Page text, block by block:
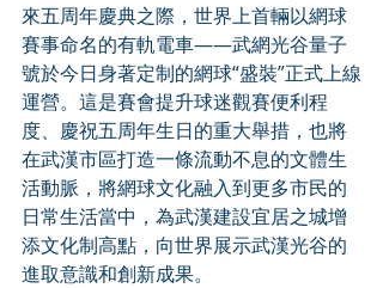
來五周年慶典之際，世界上首輛以網球
賽事命名的有軌電車——武網光谷量子
號於今日身著定制的網球“盛裝”正式上線
運營。這是賽會提升球迷觀賽便利程
度、慶祝五周年生日的重大舉措，也將
在武漢市區打造一條流動不息的文體生
活動脈，將網球文化融入到更多市民的
日常生活當中，為武漢建設宜居之城增
添文化制高點，向世界展示武漢光谷的
進取意識和創新成果。